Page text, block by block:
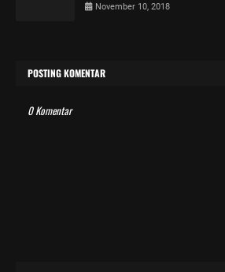
November 10, 2018
POSTING KOMENTAR
0 Komentar